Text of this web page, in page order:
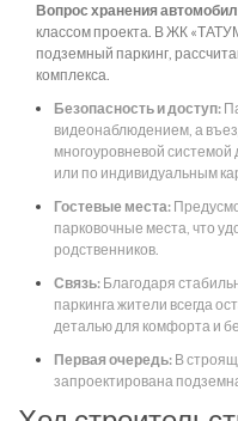
Вопрос хранения
классом проекта. В ЖК
подземный паркинг,
комплекса.
Безопасность и доступ:
видеонаблюдением, а
многоуровневой
или по индивидуальным
Гостевые места:
парковочные места, что
родственников.
Связь: Благодаря
паркинга жители всегда
деталью для комфорта и
Первая очередь: В
запроектирована